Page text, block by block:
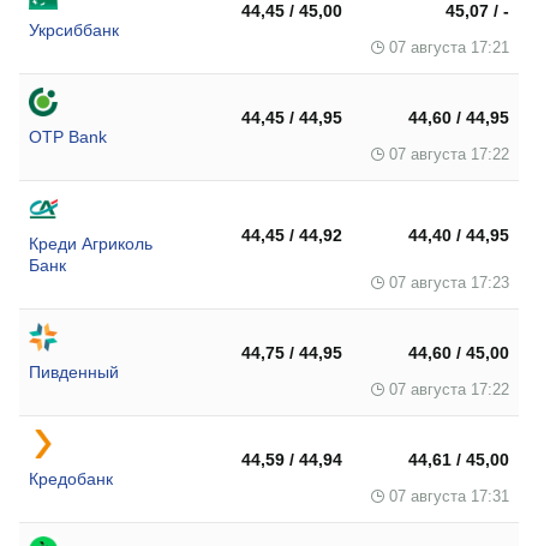
Укрсиббанк
44,45 / 45,00 45,07 / -
07 августа 17:21
OTP Bank
44,45 / 44,95 44,60 / 44,95
07 августа 17:22
Креди Агриколь
Банк
44,45 / 44,92 44,40 / 44,95
07 августа 17:23
Пивденный
44,75 / 44,95 44,60 / 45,00
07 августа 17:22
Кредобанк
44,59 / 44,94 44,61 / 45,00
07 августа 17:31